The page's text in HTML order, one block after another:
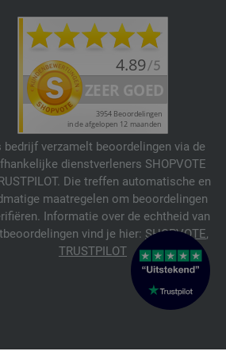
bedrijf verzamelt beoordelingen via de
dienstverleners SHOPVOTE
Die treffen automatische en
maatregelen om beoordelingen
Informatie over de echtheid van
vind je hier: SHOPVOTE,
TRUSTPILOT